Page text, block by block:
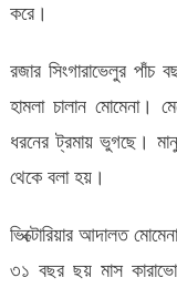
করে।
রজার সিংগারাভেলুর পাঁচ
হামলা চালান মোমেনা।
ধরনের ট্রমায় ভুগছে।
থেকে বলা হয়।
ভিক্টোরিয়ার আদালত
৩১ বছর ছয় মাস